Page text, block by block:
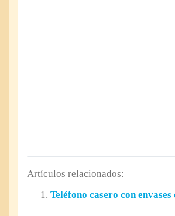
Artículos relacionados:
Teléfono casero con